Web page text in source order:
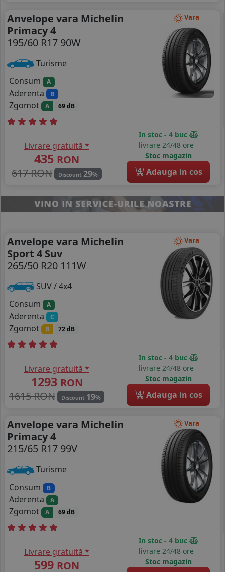
Vara
Anvelope vara Michelin
Primacy 4
195/60 R17 90W
Turisme
Consum
A
Aderenta B
Zgomot A 69 dB
Livrare gratuită *
435 RON
617 RON
Discount 29%
In stoc - 4 buc
livrare 24/48 ore
Stoc magazin
4 Adauga in cos
Vara
Anvelope vara Michelin
Sport 4 Suv
265/50 R20 111W
SUV / 4x4
Consum
A
Aderenta C
Zgomot B 72 dB
Livrare gratuită *
1293 RON
1615 RON
Discount 19%
In stoc - 4 buc
livrare 24/48 ore
Stoc magazin
4 Adauga in cos
Vara
Anvelope vara Michelin
Primacy 4
215/65 R17 99V
Turisme
Consum
B
Aderenta A
Zgomot A 69 dB
Livrare gratuită *
599 RON
In stoc - 4 buc
livrare 24/48 ore
Stoc magazin